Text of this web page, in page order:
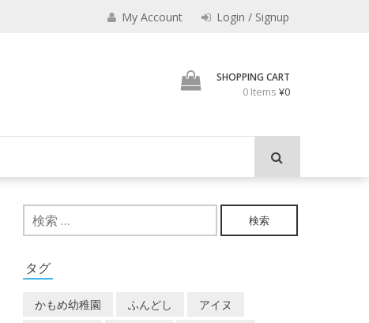
壁に耳あり障子にえなり
My Account Login / Signup
SHOPPING CART
0 Items ¥0
検
索:
タグ
かもめ幼稚園 ふんどし
アイヌ